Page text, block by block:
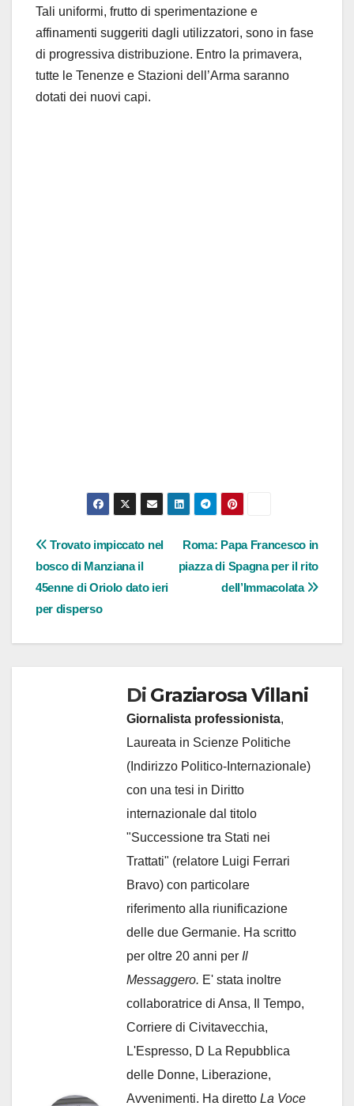
Tali uniformi, frutto di sperimentazione e
affinamenti suggeriti dagli utilizzatori, sono in fase
di progressiva distribuzione. Entro la primavera,
tutte le Tenenze e Stazioni dell’Arma saranno
dotati dei nuovi capi.
Navigazione
articoli
Roma: Papa Francesco in
piazza di Spagna per il rito
dell’Immacolata
Trovato impiccato nel
bosco di Manziana il
45enne di Oriolo dato ieri
per disperso
Di Graziarosa Villani
Giornalista professionista,
Laureata in Scienze Politiche
(Indirizzo Politico-Internazionale)
con una tesi in Diritto
internazionale dal titolo
"Successione tra Stati nei
Trattati" (relatore Luigi Ferrari
Bravo) con particolare
riferimento alla riunificazione
delle due Germanie. Ha scritto
per oltre 20 anni per Il
Messaggero. E' stata inoltre
collaboratrice di Ansa, Il Tempo,
Corriere di Civitavecchia,
L'Espresso, D La Repubblica
delle Donne, Liberazione,
Avvenimenti. Ha diretto La Voce